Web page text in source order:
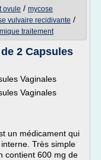
ovule / mycose
vulvaire recidivante /
traitement
2 Capsules
Vaginales
Vaginales
un médicament qui
Très simple
contient 600 mg de